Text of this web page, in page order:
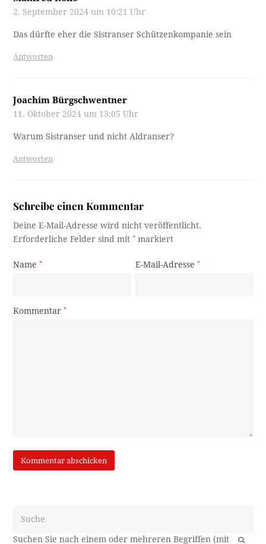
2. September 2024 um 10:21 Uhr
Das dürfte eher die Sistranser Schützenkompanie sein
Antworten
Joachim Bürgschwentner
11. Oktober 2024 um 13:05 Uhr
Warum Sistranser und nicht Aldranser?
Antworten
Schreibe einen Kommentar
Deine E-Mail-Adresse wird nicht veröffentlicht.
Erforderliche Felder sind mit* markiert
Name* E-Mail-Adresse*
Kommentar*
OK